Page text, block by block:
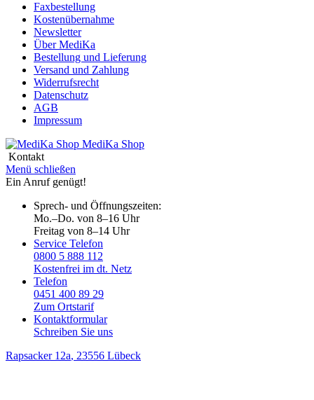
Faxbestellung
Kostenübernahme
Newsletter
Über MediKa
Bestellung und Lieferung
Versand und Zahlung
Widerrufsrecht
Datenschutz
AGB
Impressum
MediKa Shop
Kontakt
Menü schließen
Ein Anruf genügt!
Sprech- und Öffnungszeiten:
Mo.–Do. von 8–16 Uhr
Freitag von 8–14 Uhr
Service Telefon
0800 5 888 112
Kostenfrei im dt. Netz
Telefon
0451 400 89 29
Zum Ortstarif
Kontaktformular
Schreiben Sie uns
Rapsacker 12a, 23556 Lübeck